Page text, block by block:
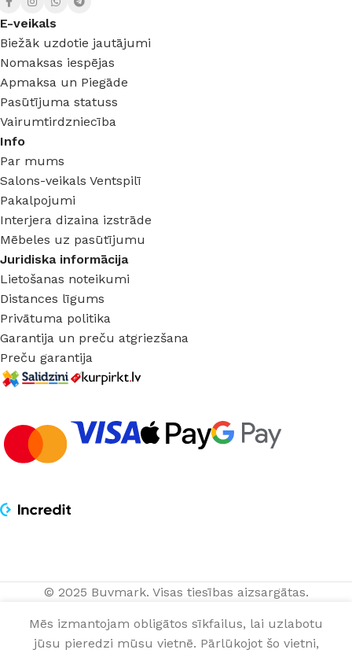
E-veikals
Biežāk uzdotie jautājumi
Nomaksas iespējas
Apmaksa un Piegāde
Pasūtījuma statuss
Vairumtirdzniecība
Info
Par mums
Salons-veikals Ventspilī
Pakalpojumi
Interjera dizaina izstrāde
Mēbeles uz pasūtījumu
Juridiska informācija
Lietošanas noteikumi
Distances līgums
Privātuma politika
Garantija un preču atgriezšana
Preču garantija
© 2025 Buvmark. Visas tiesības aizsargātas.
Mēs izmantojam obligātos sīkfailus, lai uzlabotu
jūsu pieredzi mūsu vietnē. Pārlūkojot šo vietni,
Bīdāmās durvis
matēts ar stiklu
+ melns
gab.
OPCIJAS
TAGAD